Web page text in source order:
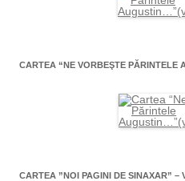
CARTEA “NE VORBEŞTE PĂRINTELE
CARTEA ”NOI PAGINI DE SINAXAR” –